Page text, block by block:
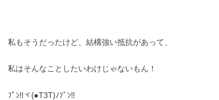
私もそうだったけど、結構強い抵抗があって、
私はそんなことしたいわけじゃないもん！
ﾌﾟﾝ!!ヾ(●T3T)ﾉﾌﾟﾝ!!